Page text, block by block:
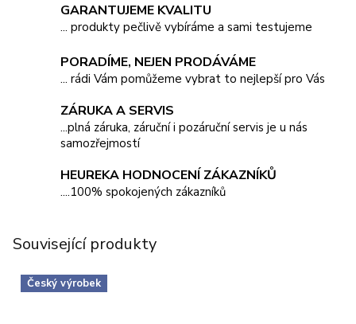
GARANTUJEME KVALITU
... produkty pečlivě vybíráme a sami testujeme
PORADÍME, NEJEN PRODÁVÁME
... rádi Vám pomůžeme vybrat to nejlepší pro Vás
ZÁRUKA A SERVIS
...plná záruka, záruční i pozáruční servis je u nás
samozřejmostí
HEUREKA HODNOCENÍ ZÁKAZNÍKŮ
....100% spokojených zákazníků
Související produkty
Český výrobek